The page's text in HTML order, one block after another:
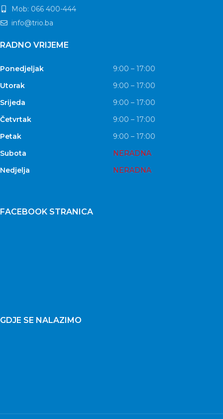
Mob: 066 400-444
info@trio.ba
RADNO VRIJEME
Ponedjeljak
9:00 – 17:00
Utorak
9:00 – 17:00
Srijeda
9:00 – 17:00
Četvrtak
9:00 – 17:00
Petak
9:00 – 17:00
Subota
NERADNA
Nedjelja
NERADNA
FACEBOOK STRANICA
GDJE SE NALAZIMO